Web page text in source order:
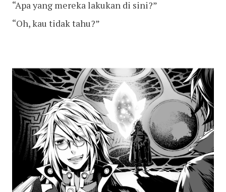
“Apa yang mereka lakukan di sini?”
“Oh, kau tidak tahu?”